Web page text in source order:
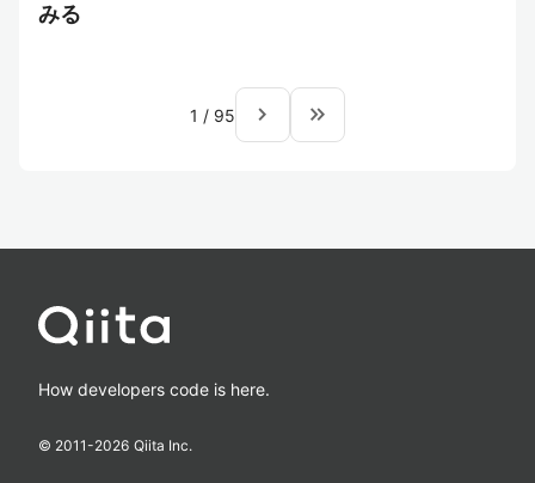
みる
1 / 95 navigate_next keyboard_double_arrow_right
How developers code is here.
© 2011-2026 Qiita Inc.